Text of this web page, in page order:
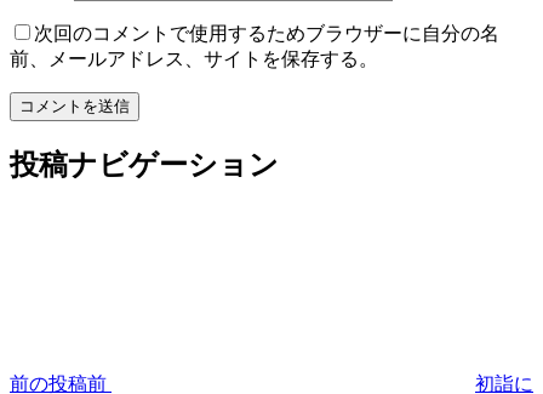
次回のコメントで使用するためブラウザーに自分の名
前、メールアドレス、サイトを保存する。
投稿ナビゲーション
前の投稿前
初詣に